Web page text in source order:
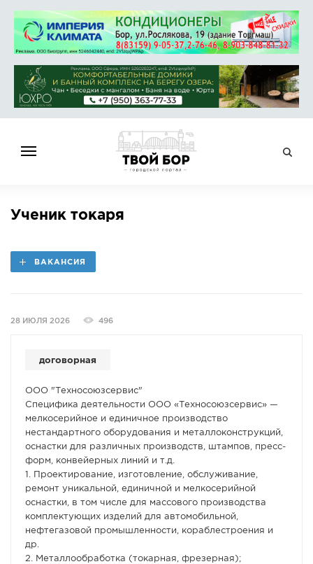
НОВОСТИ
ОБЪЯВЛЕНИЯ
ГОЛОСОВАНИЯ
ФОТО
Ученик токаря
ВАКАНСИЯ
28 ИЮЛЯ 2026 496
договорная
ООО "Техносоюзсервис"
Специфика деятельности ООО «Техносоюзсервис» —
мелкосерийное и единичное производство
нестандартного оборудования и металлоконструкций,
оснастки для различных производств, штампов, пресс-
форм, конвейерных линий и т.д.
1. Проектирование, изготовление, обслуживание,
ремонт уникальной, единичной и мелкосерийной
оснастки, в том числе для массового производства
комплектующих изделий для автомобильной,
нефтегазовой промышленности, кораблестроения и
др.
2. Металлообработка (токарная, фрезерная);